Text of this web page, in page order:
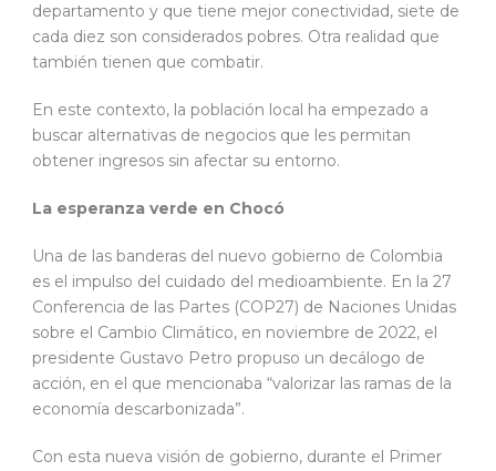
departamento y que tiene mejor conectividad, siete de
cada diez son considerados pobres. Otra realidad que
también tienen que combatir.
En este contexto, la población local ha empezado a
buscar alternativas de negocios que les permitan
obtener ingresos sin afectar su entorno.
La esperanza verde en Chocó
Una de las banderas del nuevo gobierno de Colombia
es el impulso del cuidado del medioambiente. En la 27
Conferencia de las Partes (COP27) de Naciones Unidas
sobre el Cambio Climático, en noviembre de 2022, el
presidente Gustavo Petro propuso un decálogo de
acción, en el que mencionaba “valorizar las ramas de la
economía descarbonizada”.
Con esta nueva visión de gobierno, durante el Primer